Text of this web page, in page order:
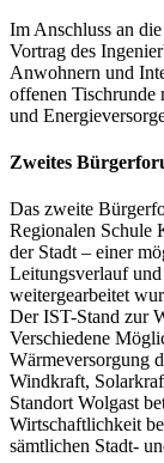
Im Anschluss an
Vortrag des
Anwohnern und
offenen Tischrunde
und
Zweites
Das zweite
Regionalen Schule
der Stadt – einer
Leitungsverlauf
weitergearbeitet
Der IST-Stand zur
Verschiedene
Wärmeversorgung
Windkraft,
Standort Wolgast
Wirtschaftlichkeit
sämtlichen Stadt-